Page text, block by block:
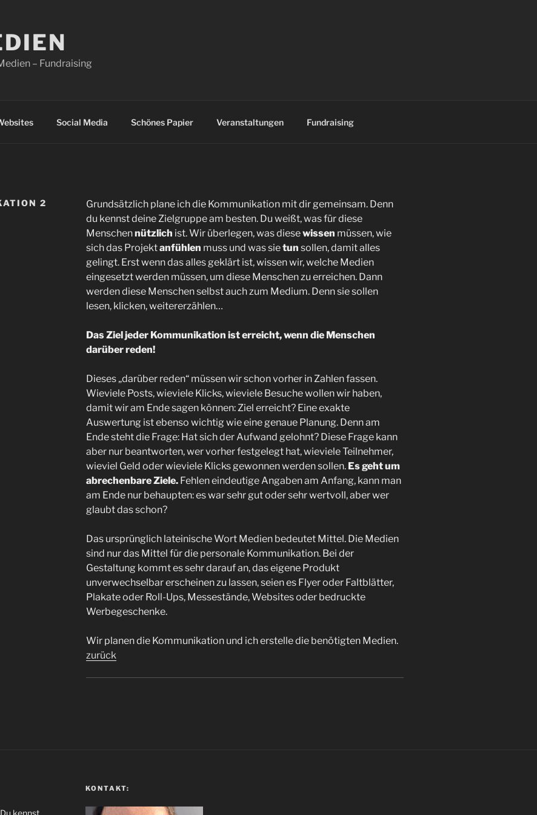
– Fundraising
Social Media Schönes Papier Veranstaltungen Fundraising
2
Grundsätzlich plane ich die Kommunikation mit dir gemeinsam. Denn
du kennst deine Zielgruppe am besten. Du weißt, was für diese
Menschennützlich ist. Wir überlegen, was diesewissen müssen, wie
sich das Projektanfühlen muss und was sietun sollen, damit alles
gelingt. Erst wenn das alles geklärt ist, wissen wir, welche Medien
eingesetzt werden müssen, um diese Menschen zu erreichen. Dann
werden diese Menschen selbst auch zum Medium. Denn sie sollen
lesen, klicken, weitererzählen…
Das Ziel jeder Kommunikation ist erreicht, wenn die Menschen
darüber reden!
Dieses „darüber reden“ müssen wir schon vorher in Zahlen fassen.
Wieviele Posts, wieviele Klicks, wieviele Besuche wollen wir haben,
damit wir am Ende sagen können: Ziel erreicht? Eine exakte
Auswertung ist ebenso wichtig wie eine genaue Planung. Denn am
Ende steht die Frage: Hat sich der Aufwand gelohnt? Diese Frage kann
aber nur beantworten, wer vorher festgelegt hat, wieviele Teilnehmer,
wieviel Geld oder wieviele Klicks gewonnen werden sollen. Es geht um
abrechenbare Ziele.Fehlen eindeutige Angaben am Anfang, kann man
am Ende nur behaupten: es war sehr gut oder sehr wertvoll, aber wer
glaubt das schon?
Das ursprünglich lateinische Wort Medien bedeutet Mittel. Die Medien
sind nur das Mittel für die personale Kommunikation. Bei der
Gestaltung kommt es sehr darauf an, das eigene Produkt
unverwechselbar erscheinen zu lassen, seien es Flyer oder Faltblätter,
Plakate oder Roll-Ups, Messestände, Websites oder bedruckte
Werbegeschenke.
Wir planen die Kommunikation und ich erstelle die benötigten Medien.
zurück
kennst
KONTAKT: